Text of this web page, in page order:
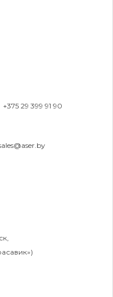
+375 29 399 91 90